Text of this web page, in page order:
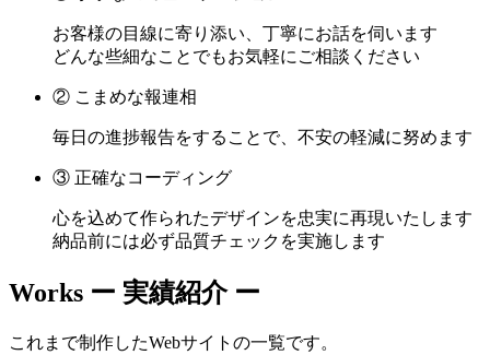
お客様の目線に寄り添い、丁寧にお話を伺います
どんな些細なことでもお気軽にご相談ください
② こまめな報連相
毎日の進捗報告をすることで、不安の軽減に努めます
③ 正確なコーディング
心を込めて作られたデザインを忠実に再現いたします
納品前には必ず品質チェックを実施します
Works ー 実績紹介 ー
これまで制作したWebサイトの一覧です。